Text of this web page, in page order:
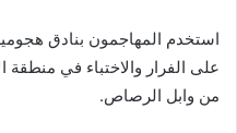
استخدم المهاجمون بنادق
على الفرار والاختباء في منطقة
من وابل الرصاص.